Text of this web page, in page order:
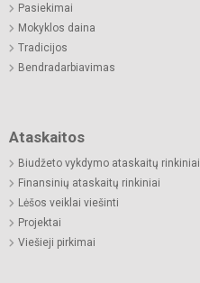
Pasiekimai
Mokyklos daina
Tradicijos
Bendradarbiavimas
Ataskaitos
Biudžeto vykdymo ataskaitų rinkiniai
Finansinių ataskaitų rinkiniai
Lėšos veiklai viešinti
Projektai
Viešieji pirkimai